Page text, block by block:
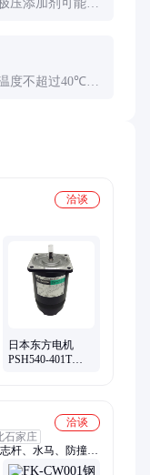
压添加剂可能存
度不超过40℃。
洽谈
日本东方电机
PSH540-401T
洽谈
石家庄
杆、水马、防撞
识别系统、道闸、